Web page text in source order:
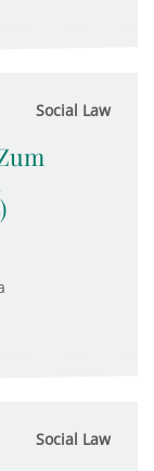
Social Law
Social Law